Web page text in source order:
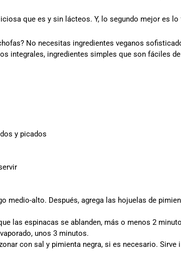
que es y sin lácteos. Y, lo segundo mejor es
No necesitas ingredientes veganos
integrales, ingredientes simples que son fáciles
y picados
medio-alto. Después, agrega las hojuelas de
las espinacas se ablanden, más o menos 2
unos 3 minutos.
con sal y pimienta negra, si es necesario.